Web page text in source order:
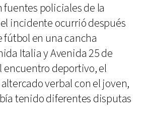
policiales de la
incidente ocurrió después
fútbol en una cancha
Italia y Avenida 25 de
encuentro deportivo, el
verbal con el joven,
tenido diferentes disputas